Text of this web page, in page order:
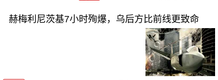
赫梅利尼茨基7小时殉爆，乌后方比前线更致命